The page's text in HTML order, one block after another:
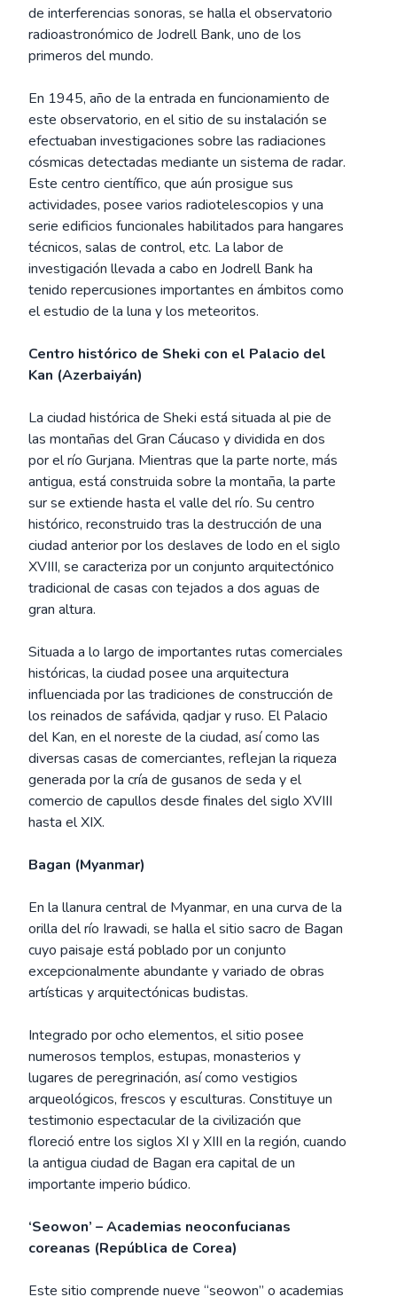
de interferencias sonoras, se halla el observatorio
radioastronómico de Jodrell Bank, uno de los
primeros del mundo.
En 1945, año de la entrada en funcionamiento de
este observatorio, en el sitio de su instalación se
efectuaban investigaciones sobre las radiaciones
cósmicas detectadas mediante un sistema de radar.
Este centro científico, que aún prosigue sus
actividades, posee varios radiotelescopios y una
serie edificios funcionales habilitados para hangares
técnicos, salas de control, etc. La labor de
investigación llevada a cabo en Jodrell Bank ha
tenido repercusiones importantes en ámbitos como
el estudio de la luna y los meteoritos.
Centro histórico de Sheki con el Palacio del
Kan (Azerbaiyán)
La ciudad histórica de Sheki está situada al pie de
las montañas del Gran Cáucaso y dividida en dos
por el río Gurjana. Mientras que la parte norte, más
antigua, está construida sobre la montaña, la parte
sur se extiende hasta el valle del río. Su centro
histórico, reconstruido tras la destrucción de una
ciudad anterior por los deslaves de lodo en el siglo
XVIII, se caracteriza por un conjunto arquitectónico
tradicional de casas con tejados a dos aguas de
gran altura.
Situada a lo largo de importantes rutas comerciales
históricas, la ciudad posee una arquitectura
influenciada por las tradiciones de construcción de
los reinados de safávida, qadjar y ruso. El Palacio
del Kan, en el noreste de la ciudad, así como las
diversas casas de comerciantes, reflejan la riqueza
generada por la cría de gusanos de seda y el
comercio de capullos desde finales del siglo XVIII
hasta el XIX.
Bagan (Myanmar)
En la llanura central de Myanmar, en una curva de la
orilla del río Irawadi, se halla el sitio sacro de Bagan
cuyo paisaje está poblado por un conjunto
excepcionalmente abundante y variado de obras
artísticas y arquitectónicas budistas.
Integrado por ocho elementos, el sitio posee
numerosos templos, estupas, monasterios y
lugares de peregrinación, así como vestigios
arqueológicos, frescos y esculturas. Constituye un
testimonio espectacular de la civilización que
floreció entre los siglos XI y XIII en la región, cuando
la antigua ciudad de Bagan era capital de un
importante imperio búdico.
‘Seowon’ – Academias neoconfucianas
coreanas (República de Corea)
Este sitio comprende nueve “seowon” o academias